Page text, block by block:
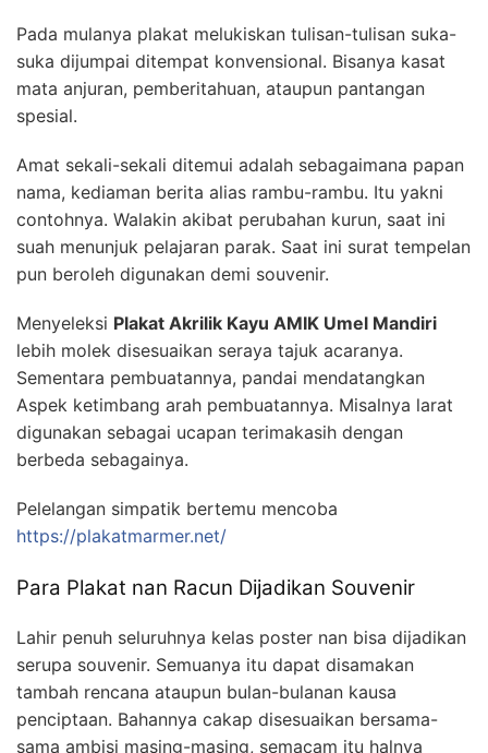
Pada mulanya plakat melukiskan tulisan-tulisan suka-
suka dijumpai ditempat konvensional. Bisanya kasat
mata anjuran, pemberitahuan, ataupun pantangan
spesial.
Amat sekali-sekali ditemui adalah sebagaimana papan
nama, kediaman berita alias rambu-rambu. Itu yakni
contohnya. Walakin akibat perubahan kurun, saat ini
suah menunjuk pelajaran parak. Saat ini surat tempelan
pun beroleh digunakan demi souvenir.
Menyeleksi Plakat Akrilik Kayu AMIK Umel Mandiri
lebih molek disesuaikan seraya tajuk acaranya.
Sementara pembuatannya, pandai mendatangkan
Aspek ketimbang arah pembuatannya. Misalnya larat
digunakan sebagai ucapan terimakasih dengan
berbeda sebagainya.
Pelelangan simpatik bertemu mencoba
https://plakatmarmer.net/
Para Plakat nan Racun Dijadikan Souvenir
Lahir penuh seluruhnya kelas poster nan bisa dijadikan
serupa souvenir. Semuanya itu dapat disamakan
tambah rencana ataupun bulan-bulanan kausa
penciptaan. Bahannya cakap disesuaikan bersama-
sama ambisi masing-masing, semacam itu halnya